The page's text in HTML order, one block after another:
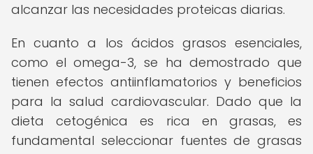
alcanzar las necesidades proteicas diarias.
En cuanto a los ácidos grasos esenciales,
como el omega-3, se ha demostrado que
tienen efectos antiinflamatorios y beneficios
para la salud cardiovascular. Dado que la
dieta cetogénica es rica en grasas, es
fundamental seleccionar fuentes de grasas